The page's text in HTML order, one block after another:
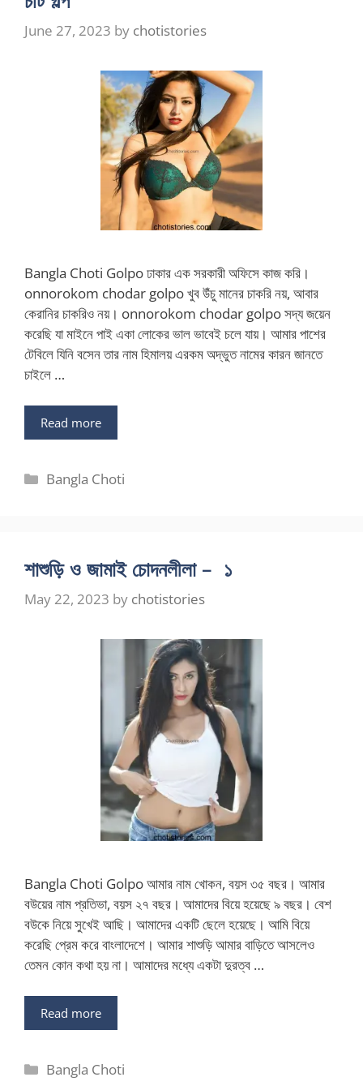
June 27, 2023 by chotistories
Bangla Choti Golpo ঢাকার এক সরকারী অফিসে কাজ করি।
onnorokom chodar golpo খুব উঁচু মানের চাকরি নয়, আবার
কেরানির চাকরিও নয়। onnorokom chodar golpo সদ্য জয়েন
করেছি যা মাইনে পাই একা লোকের ভাল ভাবেই চলে যায়। আমার পাশের
টেবিলে যিনি বসেন তার নাম হিমালয় এরকম অদ্ভুত নামের কারন জানতে
চাইলে …
Read more
Categories
Bangla Choti
শাশুড়ি ও জামাই চোদনলীলা – ১
May 22, 2023 by chotistories
Bangla Choti Golpo আমার নাম খোকন, বয়স ৩৫ বছর। আমার
বউয়ের নাম প্রতিভা, বয়স ২৭ বছর। আমাদের বিয়ে হয়েছে ৯ বছর। বেশ
বউকে নিয়ে সুখেই আছি। আমাদের একটি ছেলে হয়েছে। আমি বিয়ে
করেছি প্রেম করে বাংলাদেশে। আমার শাশুড়ি আমার বাড়িতে আসলেও
তেমন কোন কথা হয় না। আমাদের মধ্যে একটা দুরত্ব …
Read more
Categories
Bangla Choti